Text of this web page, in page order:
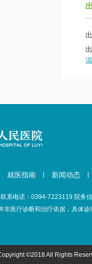
就医指南 新闻动态
系电话：0394-7223119 院务
非医疗诊断和治疗依据，具体
©2018 All Rights